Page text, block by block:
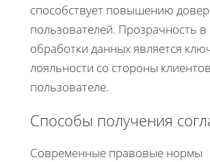
способствует повышению
пользователей. Прозрачность
обработки данных является
лояльности со стороны
пользователе.
Способы получения
Современные правовые нормы